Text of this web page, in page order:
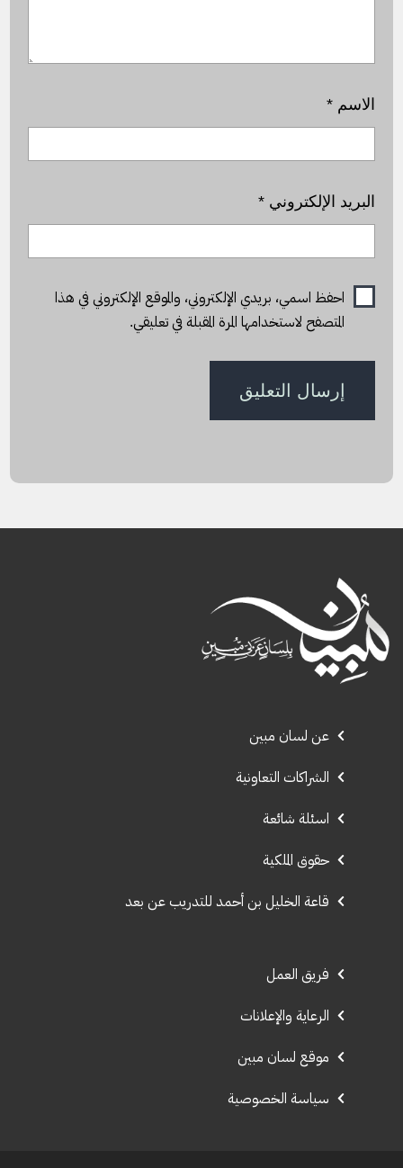
الاسم*
البريد الإلكتروني*
احفظ اسمي، بريدي الإلكتروني، والموقع الإلكتروني في هذا
المتصفح لاستخدامها المرة المقبلة في تعليقي.
عن لسان مبين
الشراكات التعاونية
اسئلة شائعة
حقوق الملكية
قاعة الخليل بن أحمد للتدريب عن بعد
فريق العمل
الرعاية والإعلانات
موقع لسان مبين
سياسة الخصوصية